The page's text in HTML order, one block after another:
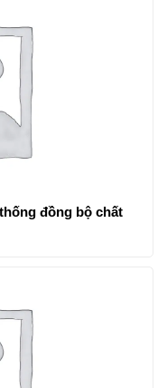
đồng bộ chất